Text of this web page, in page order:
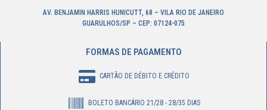
AV. BENJAMIN HARRIS HUNICUTT, 68 – VILA RIO DE JANEIRO
GUARULHOS/SP – CEP: 07124-075
FORMAS DE PAGAMENTO
CARTÃO DE DÉBITO E CRÉDITO
BOLETO BANCÁRIO 21/28 - 28/35 DIAS